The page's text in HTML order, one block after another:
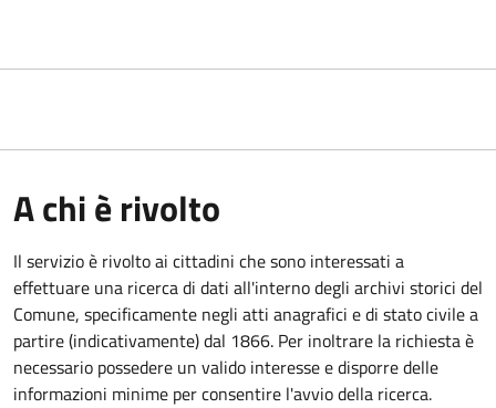
A chi è rivolto
Il servizio è rivolto ai cittadini che sono interessati a
effettuare una ricerca di dati all'interno degli archivi storici del
Comune, specificamente negli atti anagrafici e di stato civile a
partire (indicativamente) dal 1866. Per inoltrare la richiesta è
necessario possedere un valido interesse e disporre delle
informazioni minime per consentire l'avvio della ricerca.